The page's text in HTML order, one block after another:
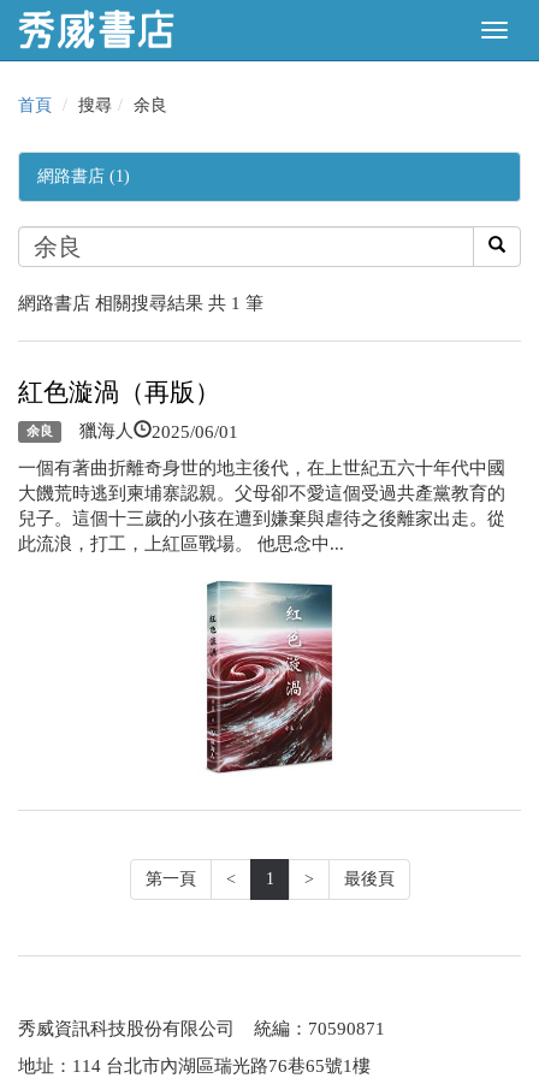
首頁 搜尋 余良
網路書店 (1)
網路書店 相關搜尋結果 共 1 筆
紅色漩渦（再版）
余良 獵海人 2025/06/01
一個有著曲折離奇身世的地主後代，在上世紀五六十年代中國
大饑荒時逃到柬埔寨認親。父母卻不愛這個受過共產黨教育的
兒子。這個十三歲的小孩在遭到嫌棄與虐待之後離家出走。從
此流浪，打工，上紅區戰場。 他思念中...
第一頁 < 1 > 最後頁
秀威資訊科技股份有限公司 統編：70590871
地址：114 台北市內湖區瑞光路76巷65號1樓